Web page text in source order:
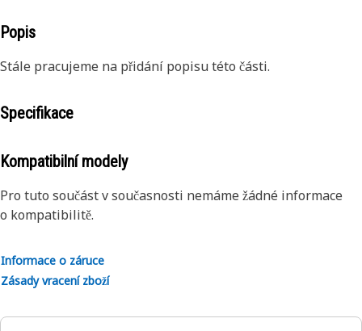
Popis
Stále pracujeme na přidání popisu této části.
Specifikace
Kompatibilní modely
Pro tuto součást v současnosti nemáme žádné informace
o kompatibilitě.
Informace o záruce
Zásady vracení zboží